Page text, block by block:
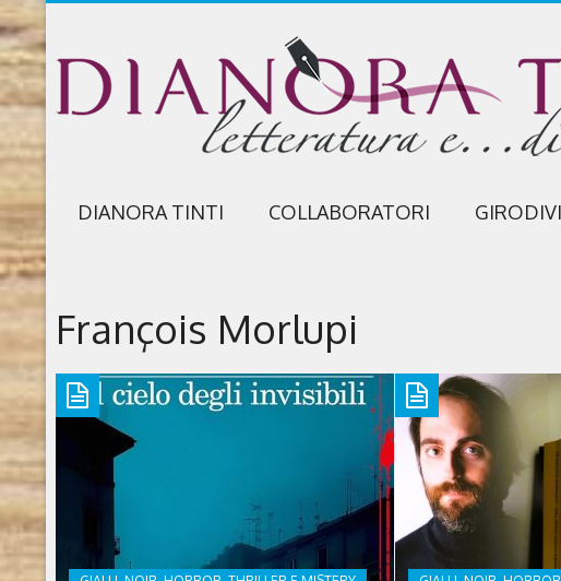
DIANORA TINTI COLLABORATORI
François Morlupi